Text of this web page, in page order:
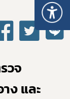
วจ
ง และ